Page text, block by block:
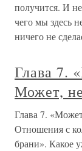
получится. И
чего мы здесь
ничего не
Глава 7.
Может,
Глава 7.
Отношения с
брани». Какое